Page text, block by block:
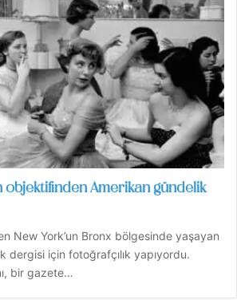
objektifinden Amerikan gündelik
New York’un Bronx bölgesinde yaşayan
dergisi için fotoğrafçılık yapıyordu.
bir gazete…